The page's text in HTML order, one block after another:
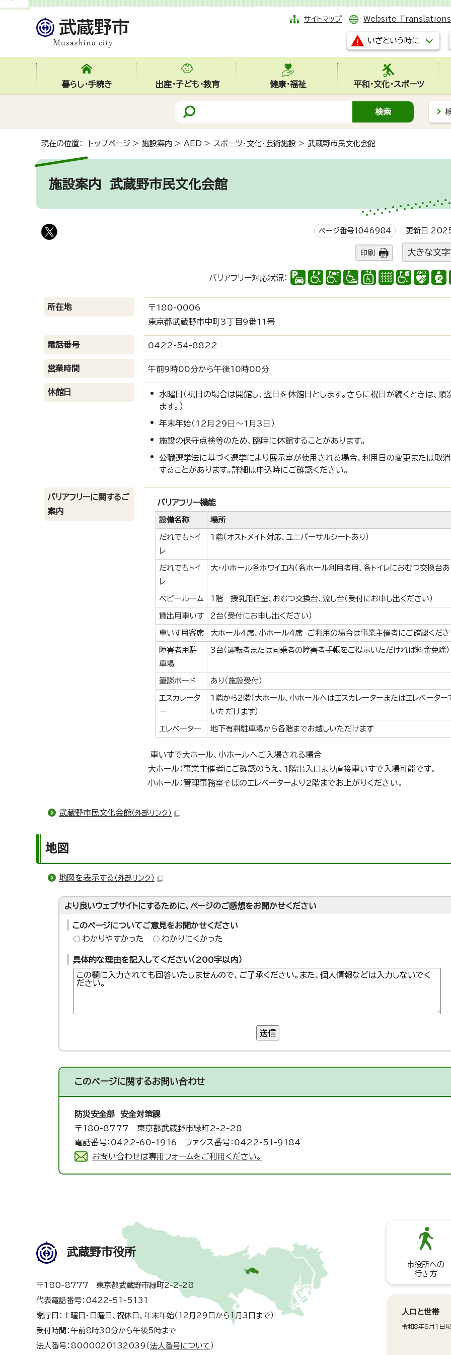
サイトマップ Website Translations
いざという時に
暮らし・手続き 出産・子ども・教育 健康・福祉 平和・文化・スポーツ
現在の位置： トップページ > 施設案内 > AED > スポーツ・文化・芸術施設 > 武蔵野市民文化会館
施設案内 武蔵野市民文化会館
ページ番号1046984 更新日
印刷 大きな文
バリアフリー対応状況：
所在地
〒180-0006
東京都武蔵野市中町3丁目9番11号
電話番号 0422-54-8822
営業時間 午前9時00分から午後10時00分
休館日
水曜日（祝日の場合は開館し、翌日を休館日とします。さらに祝日が続くときは、順
ます。）
年末年始（12月29日～1月3日）
施設の保守点検等のため、臨時に休館することがあります。
公職選挙法に基づく選挙により展示室が使用される場合、利用日の変更または取
することがあります。詳細は申込時にご確認ください。
バリアフリーに関するご
案内
バリアフリー機能
設備名称 場所
だれでもトイ
レ
1階（オストメイト対応、ユニバーサルシートあり）
だれでもトイ
レ
大・小ホール各ホワイエ内（各ホール利用者用、各トイレにおむつ交換台あ
ベビールーム 1階 授乳用個室、おむつ交換台、流し台（受付にお申し出ください）
貸出用車いす 2台（受付にお申し出ください）
車いす用客席 大ホール4席、小ホール4席 ご利用の場合は事業主催者にご確認くだ
障害者用駐
車場
3台（運転者または同乗者の障害者手帳をご提示いただければ料金免除）
筆談ボード あり（施設受付）
エスカレータ
ー
1階から2階（大ホール、小ホールへはエスカレーターまたはエレベーター
いただけます）
エレベーター 地下有料駐車場から各階までお越しいただけます
車いすで大ホール、小ホールへご入場される場合
大ホール：事業主催者にご確認のうえ、1階出入口より直接車いすで入場可能です。
小ホール：管理事務室そばのエレベーターより2階までお上がりください。
武蔵野市民文化会館（外部リンク）
地図
地図を表示する （外部リンク）
より良いウェブサイトにするために、ページのご感想をお聞かせください
このページについてご意見をお聞かせください
わかりやすかった
わかりにくかった
具体的な理由を記入してください（200字以内）
送信
このページに関するお問い合わせ
防災安全部 安全対策課
〒180-8777 東京都武蔵野市緑町2-2-28
電話番号：0422-60-1916 ファクス番号：0422-51-9184
お問い合わせは専用フォームをご利用ください。
武蔵野市役所
〒180-8777 東京都武蔵野市緑町2-2-28
代表電話番号：0422-51-5131
閉庁日：土曜日・日曜日、祝休日、年末年始（12月29日から1月3日まで）
受付時間：午前8時30分から午後5時まで
法人番号：8000020132039（ 法人番号について ）
市役所への
行き方
人口と世帯
令和8年8月1日